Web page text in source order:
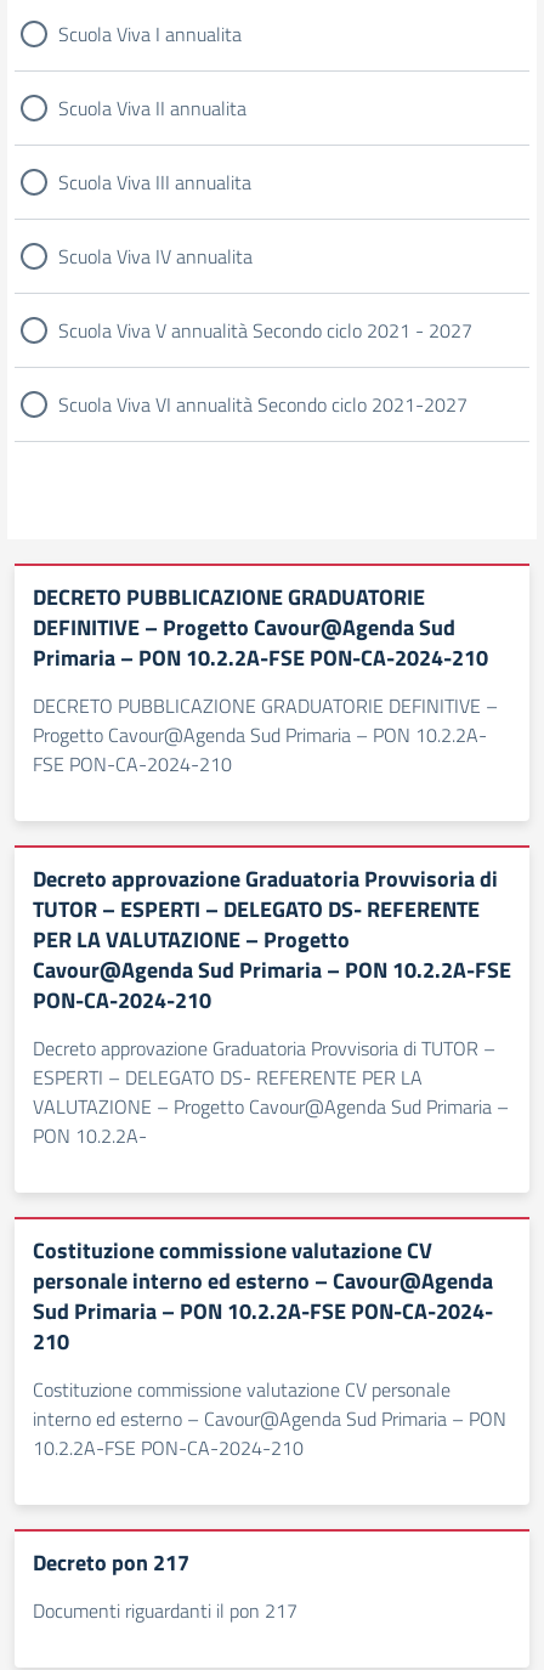
Scuola Viva I annualita
Scuola Viva II annualita
Scuola Viva III annualita
Scuola Viva IV annualita
Scuola Viva V annualità Secondo ciclo 2021 - 2027
Scuola Viva VI annualità Secondo ciclo 2021-2027
DECRETO PUBBLICAZIONE GRADUATORIE
DEFINITIVE – Progetto Cavour@Agenda Sud
Primaria – PON 10.2.2A-FSE PON-CA-2024-210
DECRETO PUBBLICAZIONE GRADUATORIE DEFINITIVE –
Progetto Cavour@Agenda Sud Primaria – PON 10.2.2A-
FSE PON-CA-2024-210
Decreto approvazione Graduatoria Provvisoria di
TUTOR – ESPERTI – DELEGATO DS- REFERENTE
PER LA VALUTAZIONE – Progetto
Cavour@Agenda Sud Primaria – PON 10.2.2A-FSE
PON-CA-2024-210
Decreto approvazione Graduatoria Provvisoria di TUTOR –
ESPERTI – DELEGATO DS- REFERENTE PER LA
VALUTAZIONE – Progetto Cavour@Agenda Sud Primaria –
PON 10.2.2A-
Costituzione commissione valutazione CV
personale interno ed esterno – Cavour@Agenda
Sud Primaria – PON 10.2.2A-FSE PON-CA-2024-
210
Costituzione commissione valutazione CV personale
interno ed esterno – Cavour@Agenda Sud Primaria – PON
10.2.2A-FSE PON-CA-2024-210
Decreto pon 217
Documenti riguardanti il pon 217